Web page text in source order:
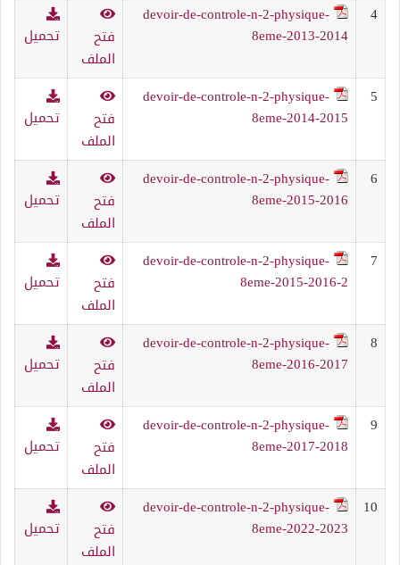
4
devoir-de-controle-n-2-physique-
8eme-2013-2014
فتح
الملف
تحميل
5
devoir-de-controle-n-2-physique-
8eme-2014-2015
فتح
الملف
تحميل
6
devoir-de-controle-n-2-physique-
8eme-2015-2016
فتح
الملف
تحميل
7
devoir-de-controle-n-2-physique-
8eme-2015-2016-2
فتح
الملف
تحميل
8
devoir-de-controle-n-2-physique-
8eme-2016-2017
فتح
الملف
تحميل
9
devoir-de-controle-n-2-physique-
8eme-2017-2018
فتح
الملف
تحميل
10
devoir-de-controle-n-2-physique-
8eme-2022-2023
فتح
الملف
تحميل